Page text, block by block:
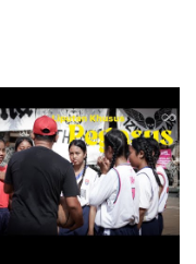
LIPUTAN KHUSUS
PEGASUS